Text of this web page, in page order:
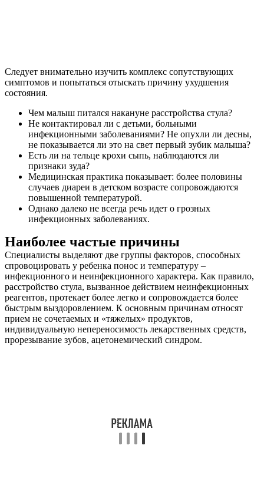
Следует внимательно изучить комплекс сопутствующих
симптомов и попытаться отыскать причину ухудшения
состояния.
Чем малыш питался накануне расстройства стула?
Не контактировал ли с детьми, больными
инфекционными заболеваниями? Не опухли ли десны,
не показывается ли это на свет первый зубик малыша?
Есть ли на тельце крохи сыпь, наблюдаются ли
признаки зуда?
Медицинская практика показывает: более половины
случаев диареи в детском возрасте сопровождаются
повышенной температурой.
Однако далеко не всегда речь идет о грозных
инфекционных заболеваниях.
Наиболее частые причины
Специалисты выделяют две группы факторов, способных
спровоцировать у ребенка понос и температуру –
инфекционного и неинфекционного характера. Как правило,
расстройство стула, вызванное действием неинфекционных
реагентов, протекает более легко и сопровождается более
быстрым выздоровлением. К основным причинам относят
прием не сочетаемых и «тяжелых» продуктов,
индивидуальную непереносимость лекарственных средств,
прорезывание зубов, ацетонемический синдром.